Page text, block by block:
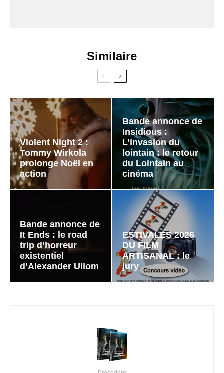
Similaire
Violent Night 2 :
Tommy Wirkola
prolonge Noël en
action
Bande annonce de
Insidious :
L’invasion du
lointain : le retour
du Lointain au
cinéma
Bande annonce de
It Ends : le road
trip d’horreur
existentiel
d’Alexander Ullom
ESTIVALES 2026
DU FILM
ARTISANAL : le
jury